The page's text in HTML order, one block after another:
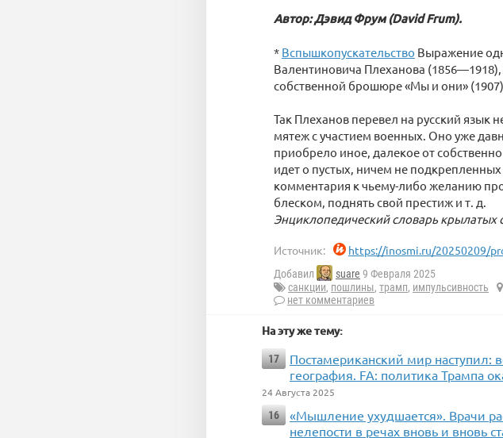
Автор: Дэвид Фрум (David Frum).
* Вспышкопускательство Выражение
Валентиновича Плеханова
собственной брошюре «Мы и они»
Так Плеханов перевел на русский язык
мятеж с участием военных. Оно уже
приобрело иное, далекое от
идет о пустых, ничем не
комментария к чьему-либо желанию
блеском, поднять свой престиж и т. д.
Энциклопедический словарь
Источник: https://inosmi.ru/20250209/
Добавил suare 9 Февраля 2025
санкции, пошлины, трамп, импульсивность
нет комментариев
На эту же тему:
17
Постамериканский мир наступил:
география. FA: политика Трампа
24 Августа 2025
16
«Мышление ухудшается». Врачи
нелепости в речах вновь и вновь